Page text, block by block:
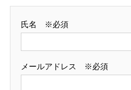
氏名 ※必須
メールアドレス ※必須